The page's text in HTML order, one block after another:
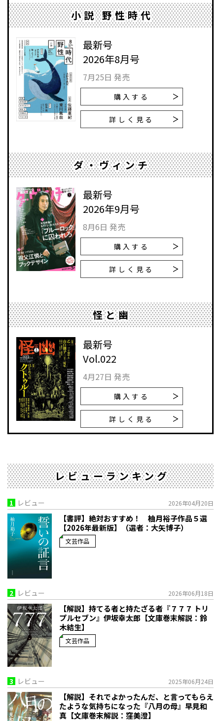
小説 野性時代
最新号
2026年8月号
7月25日 発売
購入する
詳しく見る
ダ・ヴィンチ
最新号
2026年9月号
8月6日 発売
購入する
詳しく見る
怪と幽
最新号
Vol.022
4月27日 発売
購入する
詳しく見る
レビューランキング
1 レビュー 2026年04月20日
【書評】絶対おすすめ！ 柚月裕子作品５選
【2026年最新版】（選者：大矢博子）
文芸作品
2 レビュー 2026年06月18日
【解説】持てる者と持たざる者――『７７７ トリ
プルセブン』伊坂幸太郎【文庫巻末解説：鈴
木結生】
文芸作品
3 レビュー 2025年06月24日
【解説】それでよかったんだ、と言ってもらえ
たような気持ちになった――『八月の母』早見和
真【文庫巻末解説：窪美澄】